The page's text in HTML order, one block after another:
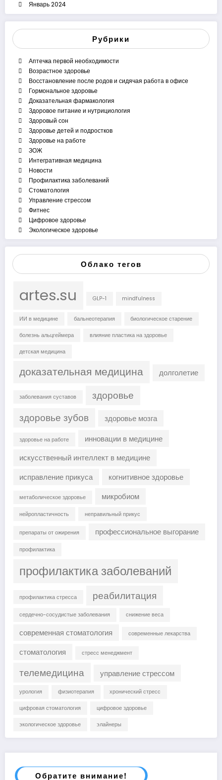
Январь 2024
Рубрики
Аптечка первой необходимости
Возрастное здоровье
Восстановление после родов и сидячая работа в офисе
Гормональное здоровье
Доказательная фармакология
Здоровое питание и нутрициология
Здоровый сон
Здоровье детей и подростков
Здоровье на работе
ЗОЖ
Интегративная медицина
Новости
Профилактика заболеваний
Стоматология
Управление стрессом
Фитнес
Цифровое здоровье
Экологическое здоровье
Облако тегов
artes.su GLP-1 mindfulness
ИИ в медицине бальнеотерапия биологическое старение
болезнь альцгеймера влияние пластика на здоровье
детская медицина
доказательная медицина долголетие
заболевания суставов
здоровье
здоровье зубов
здоровье мозга
здоровье на работе
инновации в медицине
искусственный интеллект в медицине
исправление прикуса
когнитивное здоровье
метаболическое здоровье микробиом
нейропластичность неправильный прикус
препараты от ожирения профессиональное выгорание
профилактика
профилактика заболеваний
профилактика стресса реабилитация
сердечно-сосудистые заболевания снижение веса
современная стоматология современные лекарства
стоматология стресс менеджмент
телемедицина управление стрессом
урология физиотерапия хронический стресс
цифровая стоматология цифровое здоровье
экологическое здоровье элайнеры
Обратите внимание!